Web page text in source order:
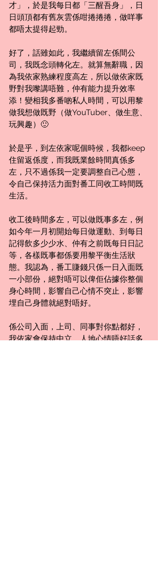
才」，於是我每日都「三醒吾身」，日
日頭頂都有舊灰雲係咁捲捲捲，做咩事
都唔太提得起勁。
好了，話雖如此，我繼續留左係間公
司，我既念頭轉化左。就算無辭職，因
為我依家熟練程度高左，所以做依家既
野對我嚟講唔難，仲有能力提升效率
添！變相我多番啲私人時間，可以用黎
做我想做既野（做YouTuber、做生意、
玩興趣）🙂
於是乎，到左依家呢個時候，我都keep
住留返係度，而我既業餘時間真係多
左，只不過係我一定要調整自己心態，
令自己保持活力面對番工同收工時間既
生活。
收工後時間多左，可以做既事多左，例
如今年一月初開始每日做運動、到每日
記得飲多少少水、仲有之前既每日日記
等，各樣既事都係要用黎平衡生活狀
態。我認為，番工賺錢只係一日入面既
一小部份，絕對唔可以俾佢佔據你整個
身心時間，影響自己心情不突止，影響
埋自己身體就絕對唔好。
係公司入面，上司、同事對你點都好，
我依家會保持中立，人地心情唔好話多